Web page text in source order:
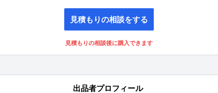
見積もりの相談をする
見積もりの相談後に購入できます
出品者プロフィール